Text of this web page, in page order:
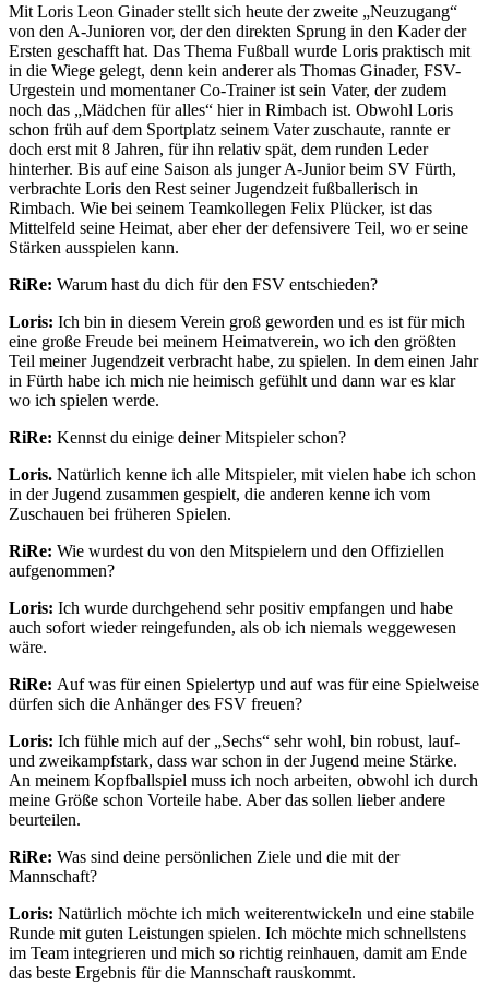
Mit Loris Leon Ginader stellt sich heute der zweite „Neuzugang“
von den A-Junioren vor, der den direkten Sprung in den Kader der
Ersten geschafft hat. Das Thema Fußball wurde Loris praktisch mit
in die Wiege gelegt, denn kein anderer als Thomas Ginader, FSV-
Urgestein und momentaner Co-Trainer ist sein Vater, der zudem
noch das „Mädchen für alles“ hier in Rimbach ist. Obwohl Loris
schon früh auf dem Sportplatz seinem Vater zuschaute, rannte er
doch erst mit 8 Jahren, für ihn relativ spät, dem runden Leder
hinterher. Bis auf eine Saison als junger A-Junior beim SV Fürth,
verbrachte Loris den Rest seiner Jugendzeit fußballerisch in
Rimbach. Wie bei seinem Teamkollegen Felix Plücker, ist das
Mittelfeld seine Heimat, aber eher der defensivere Teil, wo er seine
Stärken ausspielen kann.
RiRe: Warum hast du dich für den FSV entschieden?
Loris: Ich bin in diesem Verein groß geworden und es ist für mich
eine große Freude bei meinem Heimatverein, wo ich den größten
Teil meiner Jugendzeit verbracht habe, zu spielen. In dem einen Jahr
in Fürth habe ich mich nie heimisch gefühlt und dann war es klar
wo ich spielen werde.
RiRe: Kennst du einige deiner Mitspieler schon?
Loris. Natürlich kenne ich alle Mitspieler, mit vielen habe ich schon
in der Jugend zusammen gespielt, die anderen kenne ich vom
Zuschauen bei früheren Spielen.
RiRe: Wie wurdest du von den Mitspielern und den Offiziellen
aufgenommen?
Loris: Ich wurde durchgehend sehr positiv empfangen und habe
auch sofort wieder reingefunden, als ob ich niemals weggewesen
wäre.
RiRe: Auf was für einen Spielertyp und auf was für eine Spielweise
dürfen sich die Anhänger des FSV freuen?
Loris: Ich fühle mich auf der „Sechs“ sehr wohl, bin robust, lauf-
und zweikampfstark, dass war schon in der Jugend meine Stärke.
An meinem Kopfballspiel muss ich noch arbeiten, obwohl ich durch
meine Größe schon Vorteile habe. Aber das sollen lieber andere
beurteilen.
RiRe: Was sind deine persönlichen Ziele und die mit der
Mannschaft?
Loris: Natürlich möchte ich mich weiterentwickeln und eine stabile
Runde mit guten Leistungen spielen. Ich möchte mich schnellstens
im Team integrieren und mich so richtig reinhauen, damit am Ende
das beste Ergebnis für die Mannschaft rauskommt.